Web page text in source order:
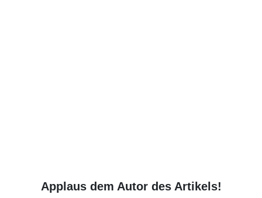
Applaus dem Autor des Artikels!